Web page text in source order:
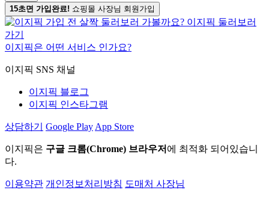
15초면 가입완료! 쇼핑몰 사장님 회원가입
이지픽은 어떤 서비스 인가요?
이지픽 SNS 채널
이지픽 블로그
이지픽 인스타그램
상담하기 Google Play App Store
이지픽은 구글 크롬(Chrome) 브라우저 에 최적화 되어있습니
다.
이용약관 개인정보처리방침 도매처 사장님